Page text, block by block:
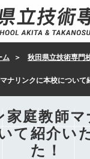
ム
秋田県立技術専門
ナリンクに本校について
家庭教師
て紹介い
た！